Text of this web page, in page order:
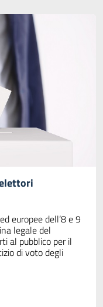
europee dell’8 e 9
legale del
al pubblico per il
di voto degli